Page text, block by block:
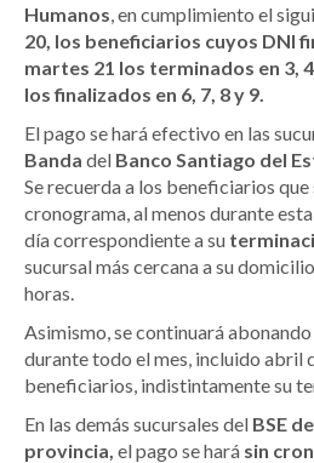
Humanos , en cumplimiento el
20, los beneficiarios cuyos DNI
martes 21 los terminados en 3,
los finalizados en 6, 7, 8 y 9.
El pago se hará efectivo en las
Banda del Banco Santiago del
Se recuerda a los beneficiarios
cronograma, al menos durante
día correspondiente a su
sucursal más cercana a su
horas.
Asimismo, se continuará
durante todo el mes, incluido abril
beneficiarios, indistintamente su
En las demás sucursales del BSE
provincia, el pago se hará sin